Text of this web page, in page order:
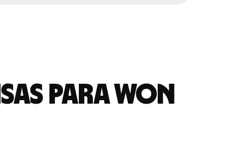
para won